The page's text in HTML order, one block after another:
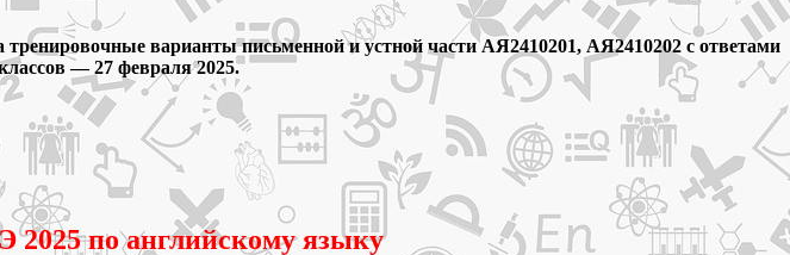
варианты письменной и устной части АЯ2410201, АЯ2410202 с ответами
— 27 февраля 2025.
2025 по английскому языку